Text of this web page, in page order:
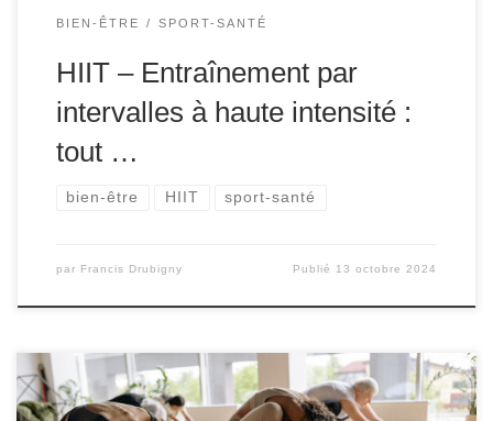
BIEN-ÊTRE SPORT-SANTÉ
HIIT – Entraînement par
intervalles à haute intensité :
tout …
bien-être HIIT sport-santé
par Francis Drubigny Publié 13 octobre 2024